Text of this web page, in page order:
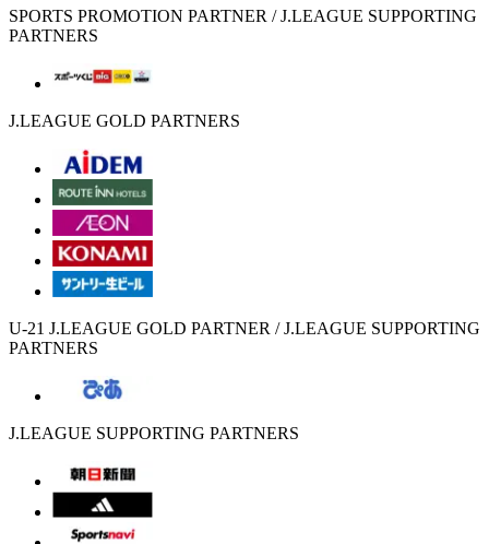
SPORTS PROMOTION PARTNER / J.LEAGUE SUPPORTING
PARTNERS
J.LEAGUE GOLD PARTNERS
U-21 J.LEAGUE GOLD PARTNER / J.LEAGUE SUPPORTING
PARTNERS
J.LEAGUE SUPPORTING PARTNERS